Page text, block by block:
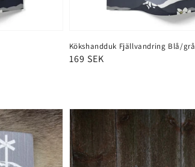
Kökshandduk Fjällvandring Blå/grå
Ordinarie
169 SEK